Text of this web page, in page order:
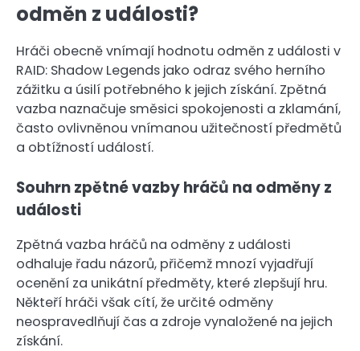
odměn z události?
Hráči obecně vnímají hodnotu odměn z události v
RAID: Shadow Legends jako odraz svého herního
zážitku a úsilí potřebného k jejich získání. Zpětná
vazba naznačuje směsici spokojenosti a zklamání,
často ovlivněnou vnímanou užitečností předmětů
a obtížností událostí.
Souhrn zpětné vazby hráčů na odměny z
události
Zpětná vazba hráčů na odměny z události
odhaluje řadu názorů, přičemž mnozí vyjadřují
ocenění za unikátní předměty, které zlepšují hru.
Někteří hráči však cítí, že určité odměny
neospravedlňují čas a zdroje vynaložené na jejich
získání.